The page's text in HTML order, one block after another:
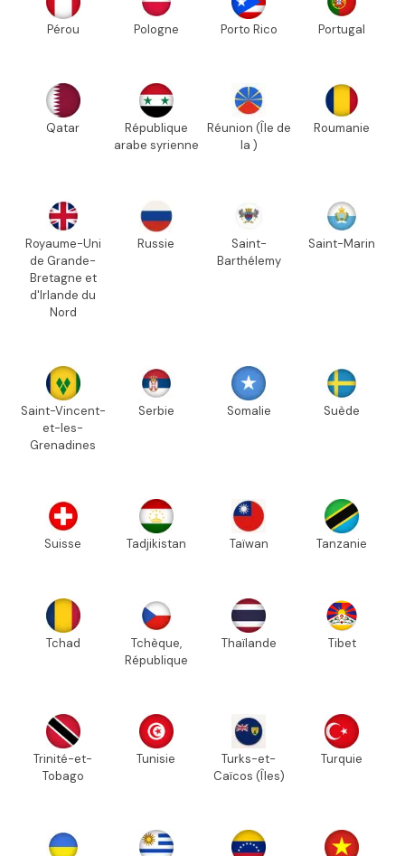
Pérou Pologne Porto Rico Portugal
Qatar
République
arabe syrienne
Réunion (Île de
la )
Roumanie
Royaume-Uni
de Grande-
Bretagne et
d'Irlande du
Nord
Russie
Saint-
Barthélemy
Saint-Marin
Saint-Vincent-
et-les-
Grenadines
Serbie Somalie Suède
Suisse Tadjikistan Taïwan Tanzanie
Tchad
Tchèque,
République
Thaïlande Tibet
Trinité-et-
Tobago
Tunisie
Turks-et-
Caïcos (Îles)
Turquie